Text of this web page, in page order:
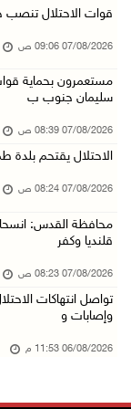
الاحتلال يعتقل
06/آب/2026 10:27 م
06/آب/2026 10:01 م
رئيس بلدية
06/آب/2026 09:59 م
إصابة مسن
06/آب/2026 09:13 م
ورشة توصي بخطة
الرئيس يستقبل
قوات الاحتلال تنصب
07/08/2026 09:06 ص
مستعمرون بحماية
سليمان جنوب ب
07/08/2026 08:39 ص
الاحتلال يقتحم
07/08/2026 08:24 ص
محافظة القدس:
قلنديا وكفر
07/08/2026 08:23 ص
تواصل انتهاكات
وإصابات و
06/08/2026 11:53 م